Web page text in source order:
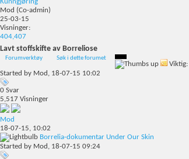
Mod (Co-admin)
25-03-15
Visninger:
404,407
Lavt stoffskifte av Borreliose
Forumverktøy Søk i dette forumet
Viktig:
Started by Mod , 18-07-15 10:02
0 Svar
5,517 Visninger
Mod
18-07-15, 10:02
Borrelia-dokumentar Under Our Skin
Started by Mod , 18-07-15 09:24